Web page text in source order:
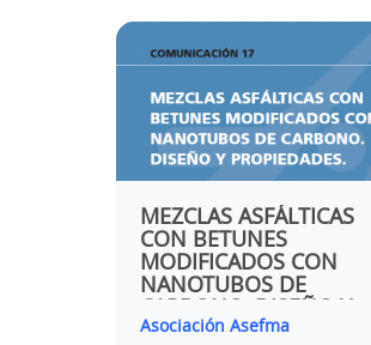
MEZCLAS ASFÁLTICAS
CON BETUNES
MODIFICADOS CON
NANOTUBOS DE
CARBONO. DISEÑO Y
PROPIEDADES
Asociación Asefma